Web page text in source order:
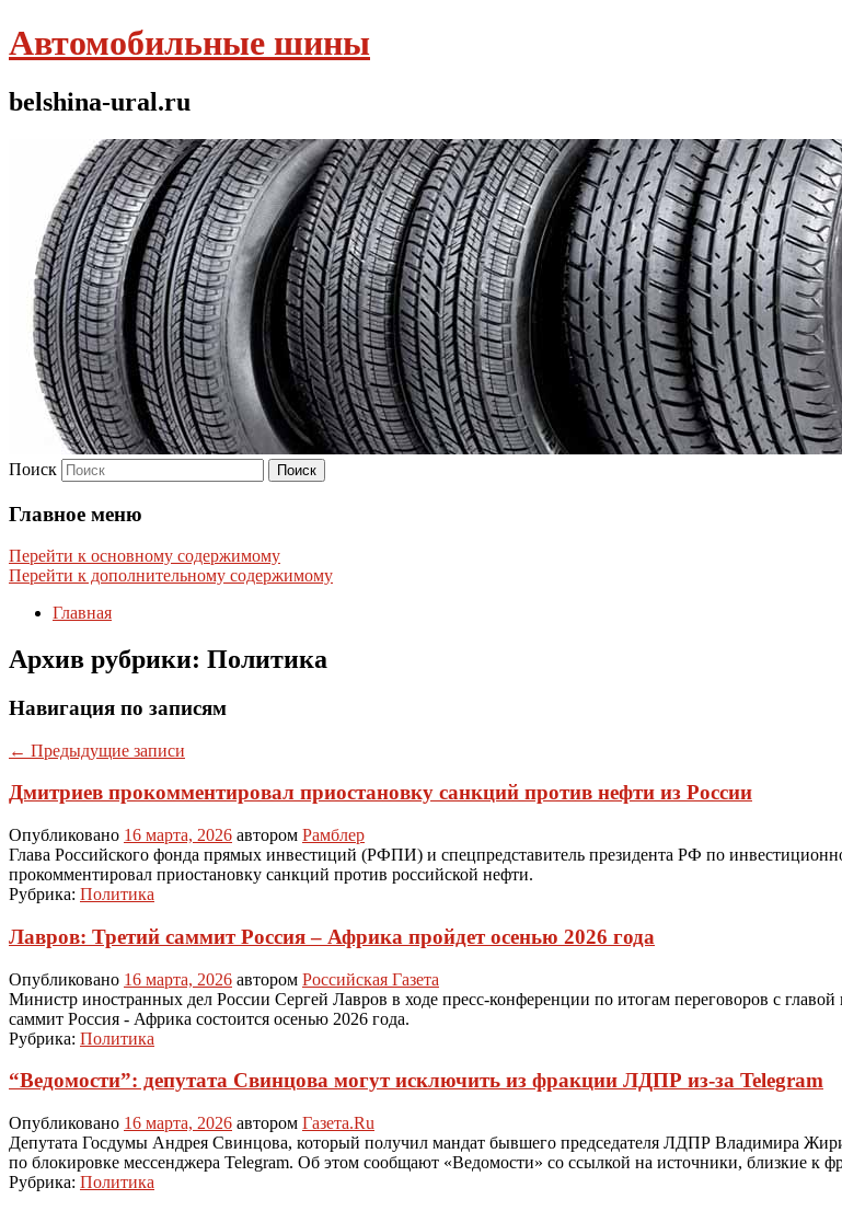
Автомобильные шины
belshina-ural.ru
Поиск
Главное меню
Перейти к основному содержимому
Перейти к дополнительному содержимому
Главная
Архив рубрики: Политика
Навигация по записям
← Предыдущие записи
Дмитриев прокомментировал приостановку санкций против нефти из России
Опубликовано 16 марта, 2026 автором Рамблер
Глава Российского фонда прямых инвестиций (РФПИ) и спецпредставитель президента РФ по
прокомментировал приостановку санкций против российской нефти.
Рубрика: Политика
Лавров: Третий саммит Россия – Африка пройдет осенью 2026 года
Опубликовано 16 марта, 2026 автором Российская Газета
Министр иностранных дел России Сергей Лавров в ходе пресс-конференции по итогам переговоров с
саммит Россия - Африка состоится осенью 2026 года.
Рубрика: Политика
“Ведомости”: депутата Свинцова могут исключить из фракции ЛДПР из-за Telegram
Опубликовано 16 марта, 2026 автором Газета.Ru
Депутата Госдумы Андрея Свинцова, который получил мандат бывшего председателя ЛДПР Владимира
по блокировке мессенджера Telegram. Об этом сообщают «Ведомости» со ссылкой на источники, близкие к
Рубрика: Политика